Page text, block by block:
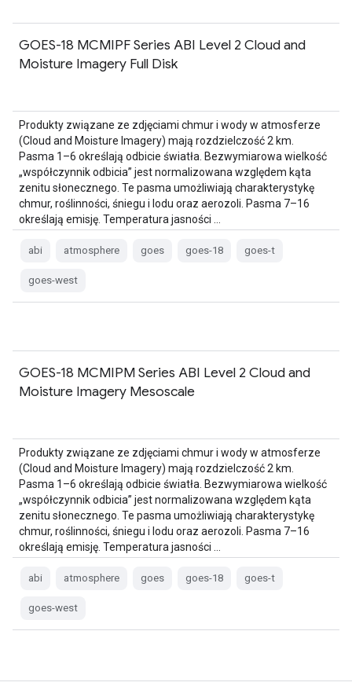
GOES-18 MCMIPF Series ABI Level 2 Cloud and
Moisture Imagery Full Disk
Produkty związane ze zdjęciami chmur i wody w atmosferze
(Cloud and Moisture Imagery) mają rozdzielczość 2 km.
Pasma 1–6 określają odbicie światła. Bezwymiarowa wielkość
„współczynnik odbicia” jest normalizowana względem kąta
zenitu słonecznego. Te pasma umożliwiają charakterystykę
chmur, roślinności, śniegu i lodu oraz aerozoli. Pasma 7–16
określają emisję. Temperatura jasności …
abi atmosphere goes goes-18 goes-t
goes-west
GOES-18 MCMIPM Series ABI Level 2 Cloud and
Moisture Imagery Mesoscale
Produkty związane ze zdjęciami chmur i wody w atmosferze
(Cloud and Moisture Imagery) mają rozdzielczość 2 km.
Pasma 1–6 określają odbicie światła. Bezwymiarowa wielkość
„współczynnik odbicia” jest normalizowana względem kąta
zenitu słonecznego. Te pasma umożliwiają charakterystykę
chmur, roślinności, śniegu i lodu oraz aerozoli. Pasma 7–16
określają emisję. Temperatura jasności …
abi atmosphere goes goes-18 goes-t
goes-west